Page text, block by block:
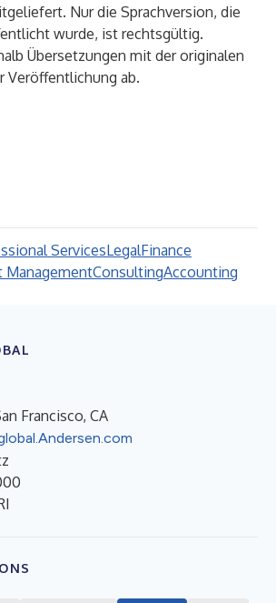
Nur die Sprachversion, die
wurde, ist rechtsgültig.
Übersetzungen mit der originalen
Veröffentlichung ab.
ServicesLegalFinance
ManagementConsultingAccounting
Francisco, CA